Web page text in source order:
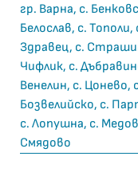
гр. Варна, с.
Белослав, с.
Здравец, с.
Чифлик, с.
Венелин, с. Цонево,
Бозвелийско, с.
с. Лопушна, с.
Смядово